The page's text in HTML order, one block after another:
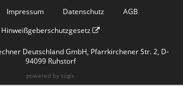
Impressum Datenschutz
AGB
Hinweißgeberschutzgesetz
Deutschland GmbH, Pfarrkirchener Str. 2, D-
94099 Ruhstorf
powered by togis